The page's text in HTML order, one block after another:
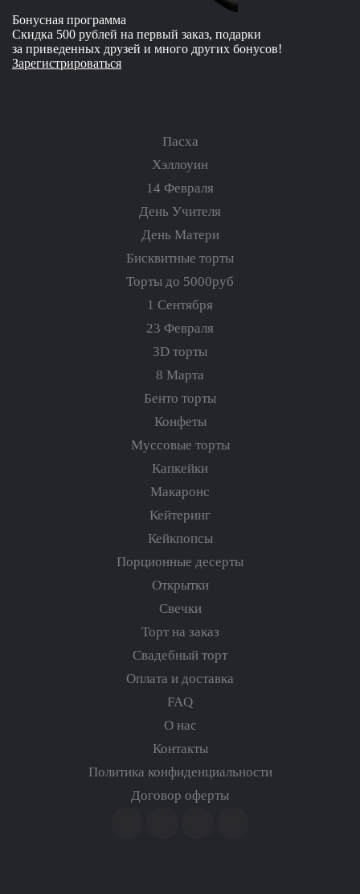
Бонусная программа
Скидка 500 рублей на первый заказ, подарки
за приведенных друзей и много других бонусов!
Зарегистрироваться
Пасха
Хэллоуин
14 Февраля
День Учителя
День Матери
Бисквитные торты
Торты до 5000руб
1 Сентября
23 Февраля
3D торты
8 Марта
Бенто торты
Конфеты
Муссовые торты
Капкейки
Макаронс
Кейтеринг
Кейкпопсы
Порционные десерты
Открытки
Свечки
Торт на заказ
Свадебный торт
Оплата и доставка
FAQ
О нас
Контакты
Политика конфиденциальности
Договор оферты